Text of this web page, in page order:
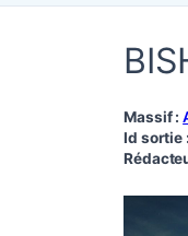
Massif :
Id sortie :